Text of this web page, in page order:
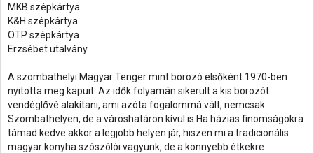
MKB szépkártya
K&H szépkártya
OTP szépkártya
Erzsébet utalvány
A szombathelyi Magyar Tenger mint borozó elsőként 1970-ben
nyitotta meg kapuit .Az idők folyamán sikerült a kis borozót
vendéglővé alakítani, ami azóta fogalommá vált, nemcsak
Szombathelyen, de a városhatáron kívül is.Ha házias finomságokra
támad kedve akkor a legjobb helyen jár, hiszen mi a tradicionális
magyar konyha szószólói vagyunk, de a könnyebb étkekre